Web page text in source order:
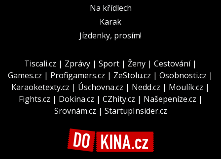
Na křídlech
Karak
Jízdenky, prosím!
Tiscali.cz | Zprávy | Sport | Ženy | Cestování|
Games.cz | Profigamers.cz | ZeStolu.cz | Osobnosti.cz |
Karaoketexty.cz | Úschovna.cz | Nedd.cz | Moulík.cz |
Fights.cz | Dokina.cz | CZhity.cz | Našepeníze.cz |
Srovnám.cz | StartupInsider.cz